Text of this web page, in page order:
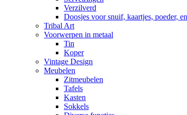
Verzilverd
Doosjes voor snuif, kaartjes, poeder,
Tribal Art
Voorwerpen in metaal
Tin
Koper
Vintage Design
Meubelen
Zitmeubelen
Tafels
Kasten
Sokkels